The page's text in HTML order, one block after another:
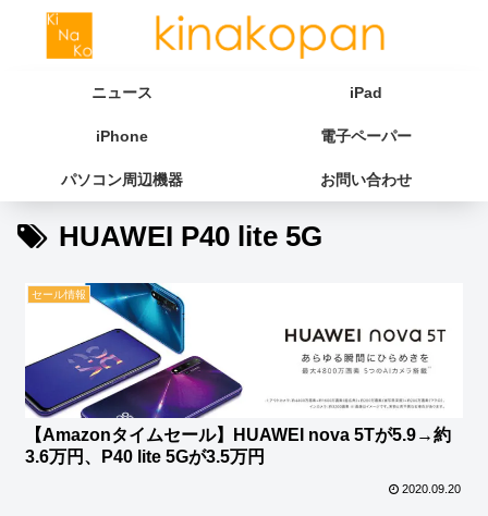
ニュース iPad
iPhone 電子ペーパー
パソコン周辺機器 お問い合わせ
HUAWEI P40 lite 5G
セール情報
【Amazonタイムセール】HUAWEI nova 5Tが5.9→約
3.6万円、P40 lite 5Gが3.5万円
2020.09.20